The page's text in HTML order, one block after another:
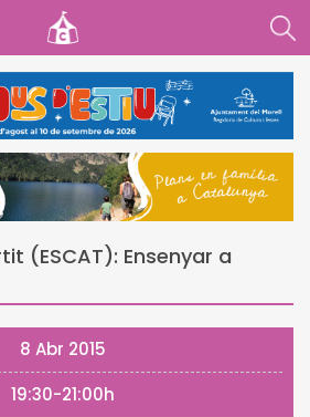
(ESCAT): Ensenyar a
8 Abr 2015
19:30-21:00h